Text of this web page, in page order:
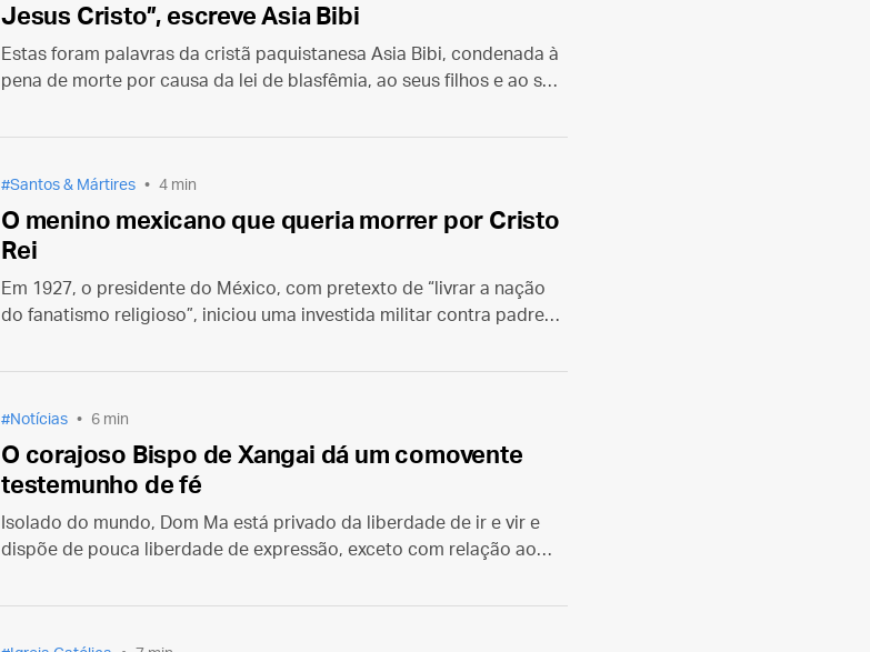
Jesus Cristo”, escreve Asia Bibi
Estas foram palavras da cristã paquistanesa Asia Bibi, condenada à
pena de morte por causa da lei de blasfêmia, ao seus filhos e ao seu
de aqui!” (Tirem-me daqui!)
Santos & Mártires 4 min
O menino mexicano que queria morrer por Cristo
Rei
Em 1927, o presidente do México, com pretexto de “livrar a nação
do fanatismo religioso”, iniciou uma investida militar contra padres,
Nesse contexto foi martirizado São José Sánchez del Río.
Notícias 6 min
O corajoso Bispo de Xangai dá um comovente
testemunho de fé
Isolado do mundo, Dom Ma está privado da liberdade de ir e vir e
dispõe de pouca liberdade de expressão, exceto com relação ao